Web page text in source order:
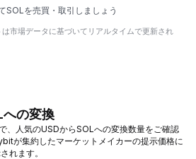
SOLを売買・取引しましょう
市場データに基づいてリアルタイムで更新され
への変換
人気のUSDからSOLへの変換数量をご確認
が集約したマーケットメイカーの提示価格に
れます。